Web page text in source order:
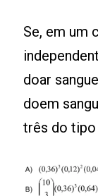
Se, em um
doar
doem
três do tipo